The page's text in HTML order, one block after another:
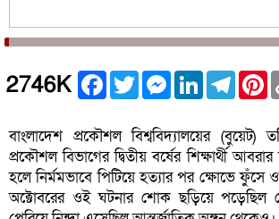
2746K Facebook
TwitterMessenger
LinkedIn
বাংলাদেশ প্রকৌশল বিশ্ববিদ্যালয়ের (বুয়েট)
প্রকৌশল বিভাগের দ্বিতীয় বর্ষের শিক্ষার্থী
হলে নির্মমভাবে পিটিয়ে হত্যার পর ক্ষোভে ফুঁসে
অক্টোবরের ওই ঘটনার শোক ছড়িয়ে পড়েছিল